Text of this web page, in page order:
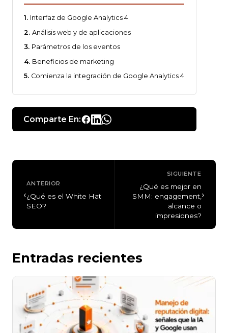
Interfaz de Google Analytics 4
Análisis web y de aplicaciones
Parámetros de los eventos
Beneficios de marketing
Comienza la integración de Google Analytics 4
Comparte En:
‹
ANTERIOR
¿Qué es el White Hat
SEO?
SIGUIENTE
¿Qué es mejor en
SMM: engagement,
alcance o
impresiones?
›
Entradas recientes